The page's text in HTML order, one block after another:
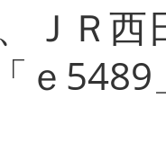
ＪＲ
ｅ